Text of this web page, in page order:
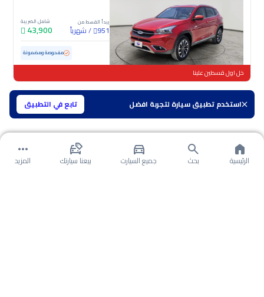
استخدم تطبيق سيارة لتجربة افضل تابع في التطبيق
يبدأ القسط من
951
/شهرياً
شامل الضريبة
43,900
مستعملة 7,617 كم ممشى قليل مفحوصة ومضمونة
خل اول قسطين علينا
الرئيسية بحث جميع السيارت بيعنا سيارتك المزيد